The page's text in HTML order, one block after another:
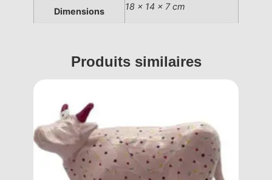
Dimensions 18 × 14 × 7 cm
Produits similaires